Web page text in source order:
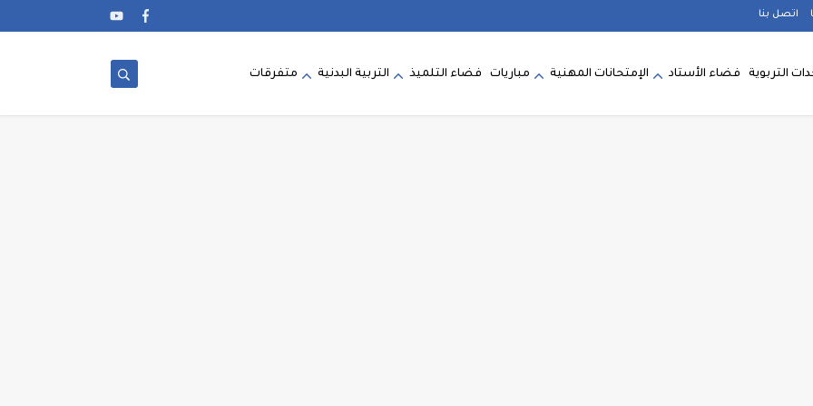
اتصل بنا
التربوية فضاء الأستاد الإمتحانات المهنية مباريات فضاء التلميذ التربية البدنية متفرقات